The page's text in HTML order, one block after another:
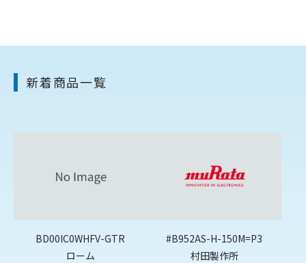
新着商品一覧
BD00IC0WHFV-GTR
ローム
#B952AS-H-150M=P3
村田製作所